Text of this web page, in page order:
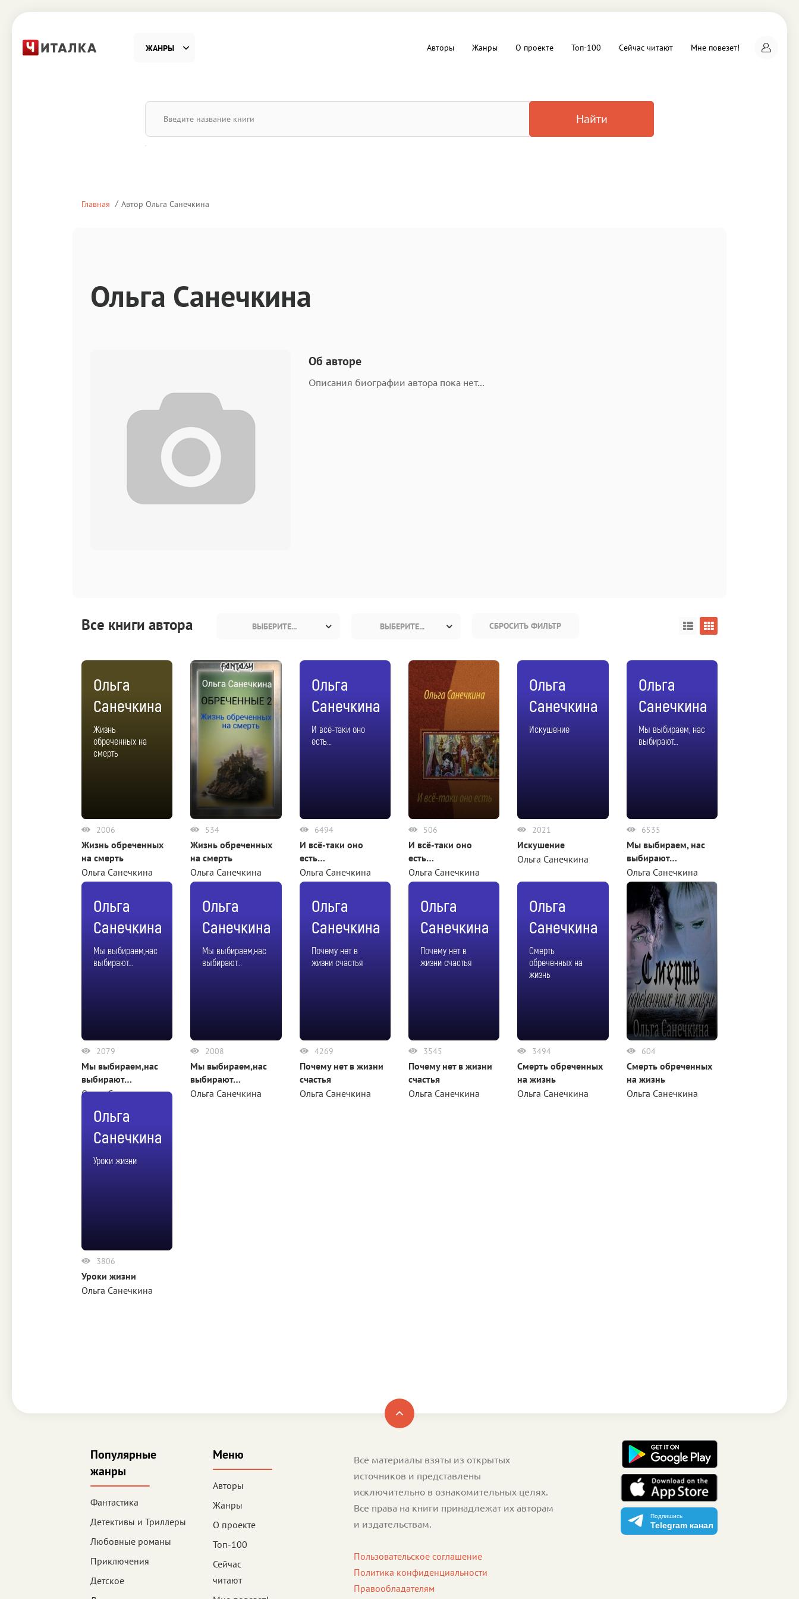
ЖАНРЫ
Проза
Авторы Жанры О проекте Топ-100 Сейчас читают Мне повезет!
Найти
Главная Автор Ольга Санечкина
Ольга Санечкина
Об авторе
Описания биографии автора пока нет...
Все книги автора ВЫБЕРИТЕ... ВЫБЕРИТЕ... СБРОСИТЬ ФИЛЬТР
Ольга
Санечкина
Жизнь
обреченных на
смерть
2006
Жизнь обреченных
на смерть
Ольга Санечкина
534
Жизнь обреченных
на смерть
Ольга Санечкина
Ольга
Санечкина
И всё-таки оно
есть…
6494
И всё-таки оно
есть…
Ольга Санечкина
506
И всё-таки оно
есть…
Ольга Санечкина
Ольга
Санечкина
Искушение
2021
Искушение
Ольга Санечкина
Ольга
Санечкина
Мы выбираем, нас
выбирают…
6535
Мы выбираем, нас
выбирают…
Ольга Санечкина
Ольга
Санечкина
Мы выбираем,нас
выбирают…
2079
Мы выбираем,нас
выбирают…
Ольга Санечкина
Ольга
Санечкина
Мы выбираем,нас
выбирают…
2008
Мы выбираем,нас
выбирают…
Ольга Санечкина
Ольга
Санечкина
Почему нет в
жизни счастья
4269
Почему нет в жизни
счастья
Ольга Санечкина
Ольга
Санечкина
Почему нет в
жизни счастья
3545
Почему нет в жизни
счастья
Ольга Санечкина
Ольга
Санечкина
Смерть
обреченных на
жизнь
3494
Смерть обреченных
на жизнь
Ольга Санечкина
604
Смерть обреченных
на жизнь
Ольга Санечкина
Ольга
Санечкина
Уроки жизни
3806
Уроки жизни
Ольга Санечкина
Популярные
жанры
Фантастика
Детективы и Триллеры
Любовные романы
Приключения
Детское
Меню
Авторы
Жанры
О проекте
Топ-100
Сейчас
читают
Все материалы взяты из открытых
источников и представлены
исключительно в ознакомительных целях.
Все права на книги принадлежат их авторам
и издательствам.
Пользовательское соглашение
Политика конфиденциальности
Правообладателям
Подпишись
Telegram канал